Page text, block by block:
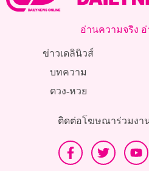
อ่านความจริง
ข่าวเดลินิวส์
บทความ
ดวง-หวย
ติดต่อโฆษณาร่วมงา